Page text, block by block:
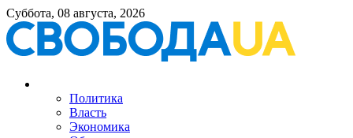
Суббота, 08 августа, 2026
Политика
Власть
Экономика